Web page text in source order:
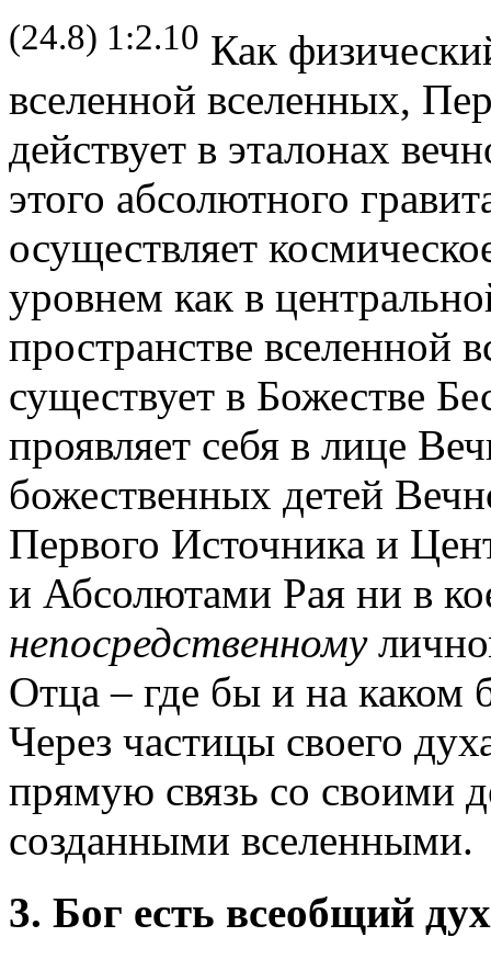
(24.8) 1:2.10 Как
вселенной вселенных,
действует в эталонах
этого абсолютного
осуществляет
уровнем как в
пространстве вселенной
существует в Божестве
проявляет себя в лице
божественных детей
Первого Источника и
и Абсолютами Рая ни в
непосредственному
Отца – где бы и на каком
Через частицы своего
прямую связь со своими
созданными вселенными.
3. Бог есть всеобщий дух